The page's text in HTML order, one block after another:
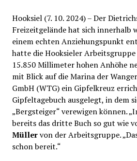
Hooksiel (7. 10. 2024) – Der
Freizeitgelände hat sich innerhalb
einem echten Anziehungspunkt
hatte die Hooksieler
15.850 Millimeter hohen Anhöhe
mit Blick auf die Marina der
GmbH (WTG) ein Gipfelkreuz
Gipfeltagebuch ausgelegt, in dem
„Bergsteiger“ verewigen können.
bereits das dritte Buch so gut wie
Müllervon der Arbeitsgruppe.
schon bereit.“